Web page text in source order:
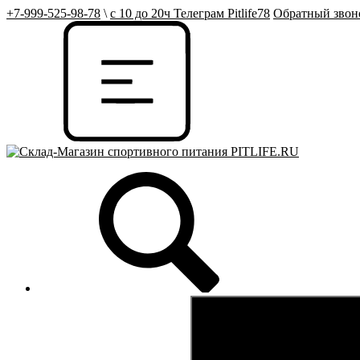
+7-999-525-98-78 \ с 10 до 20ч Телеграм Pitlife78 Обратный